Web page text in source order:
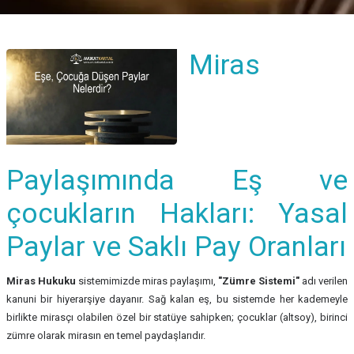
Miras
Paylaşımında Eş ve
çocukların Hakları: Yasal
Paylar ve Saklı Pay Oranları
Miras Hukuku sistemimizde miras paylaşımı, "Zümre Sistemi" adı verilen
kanuni bir hiyerarşiye dayanır. Sağ kalan eş, bu sistemde her kademeyle
birlikte mirasçı olabilen özel bir statüye sahipken; çocuklar (altsoy), birinci
zümre olarak mirasın en temel paydaşlarıdır.